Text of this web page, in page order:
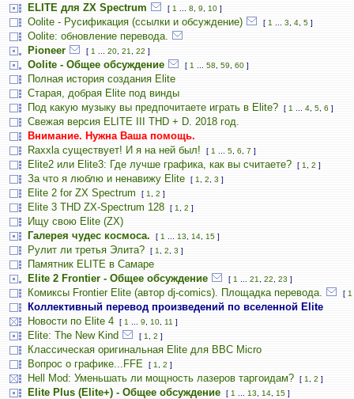
ELITE для ZX Spectrum [ 1 8 9 10 ]
Oolite - Русификация (ссылки и обсуждение) [ 1 3 4 5 ]
Oolite: обновление перевода.
Pioneer
[ 1 20 21 22 ]
Oolite - Общее обсуждение [ 1 58 59 60 ]
Полная история создания Elite
Старая, добрая Elite под винды
Под какую музыку вы предпочитаете играть в Elite?
[ 1 4 5 6 ]
Свежая версия ELITE III THD + D. 2018 год.
Внимание. Нужна Ваша помощь.
Raxxla существует! И я на ней был!
[ 1 5 6 7 ]
Elite2 или Elite3: Где лучше графика, как вы считаете? [ 1 2 ]
За что я люблю и ненавижу Elite [ 1 2 3 ]
Elite 2 for ZX Spectrum [ 1 2 ]
Elite 3 THD ZX-Spectrum 128 [ 1 2 ]
Ищу свою Elite (ZX)
Галерея чудес космоса.
[ 1 13 14 15 ]
Рулит ли третья Элита? [ 1 2 3 ]
Памятник ELITE в Самаре
Elite 2 Frontier - Общее обсуждение
[ 1 21 22 23 ]
Комиксы Frontier Elite (автор dj-comics). Площадка перевода. [ 1
Коллективный перевод произведений по вселенной Elite
Новости по Elite 4
[ 1 9 10 11 ]
Elite: The New Kind [ 1 2 ]
Классическая оригинальная Elite для BBC Micro
Вопрос о графике...FFE
[ 1 2 ]
Hell Mod: Уменьшать ли мощность лазеров таргоидам? [ 1 2 ]
Elite Plus (Elite+) - Общее обсуждение [ 1 13 14 15 ]